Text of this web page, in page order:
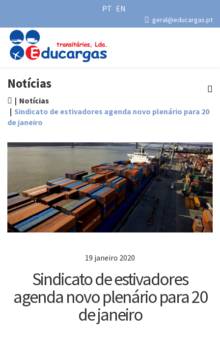
PT EN
geral@educargas.pt
Notícias
Notícias
Sindicato de estivadores agenda novo plenário para 20
de janeiro
19 janeiro 2020
Sindicato de estivadores
agenda novo plenário para 20
de janeiro